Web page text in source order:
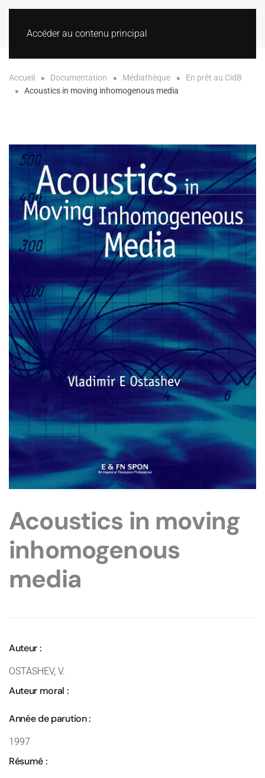
Accéder au contenu principal
Accueil Documentation Médiathèque
En prêt au CidB
Acoustics in moving inhomogenous media
Acoustics in moving
inhomogenous
media
Auteur :
OSTASHEV, V.
Auteur moral :
Année de parution :
1997
Résumé :